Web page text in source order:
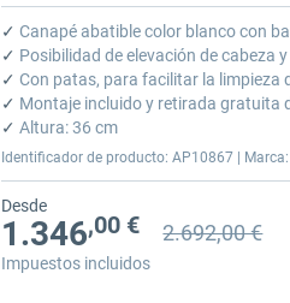
✓ Canapé abatible color blanco con
✓ Posibilidad de elevación de cabeza
✓ Con patas, para facilitar la limpieza
✓ Montaje incluido y retirada gratuita
✓ Altura: 36 cm
Identificador de producto: AP10867 |
Desde
1.346,00 € Precio anterior
Precio anterior
2.692,00 €
Impuestos incluidos